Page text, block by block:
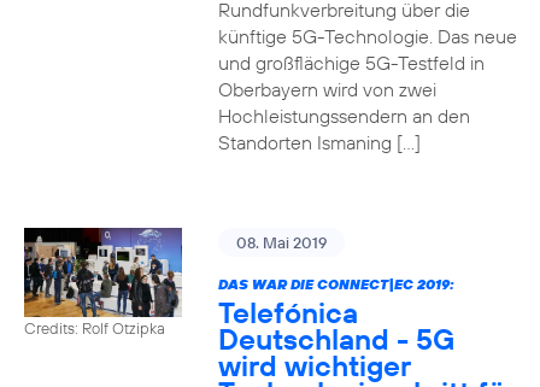
Rundfunkverbreitung über die
künftige 5G-Technologie. Das neue
und großflächige 5G-Testfeld in
Oberbayern wird von zwei
Hochleistungssendern an den
Standorten Ismaning […]
Credits: Rolf Otzipka
08. Mai 2019
DAS WAR DIE CONNECT|EC 2019:
Telefónica
Deutschland - 5G
wird wichtiger